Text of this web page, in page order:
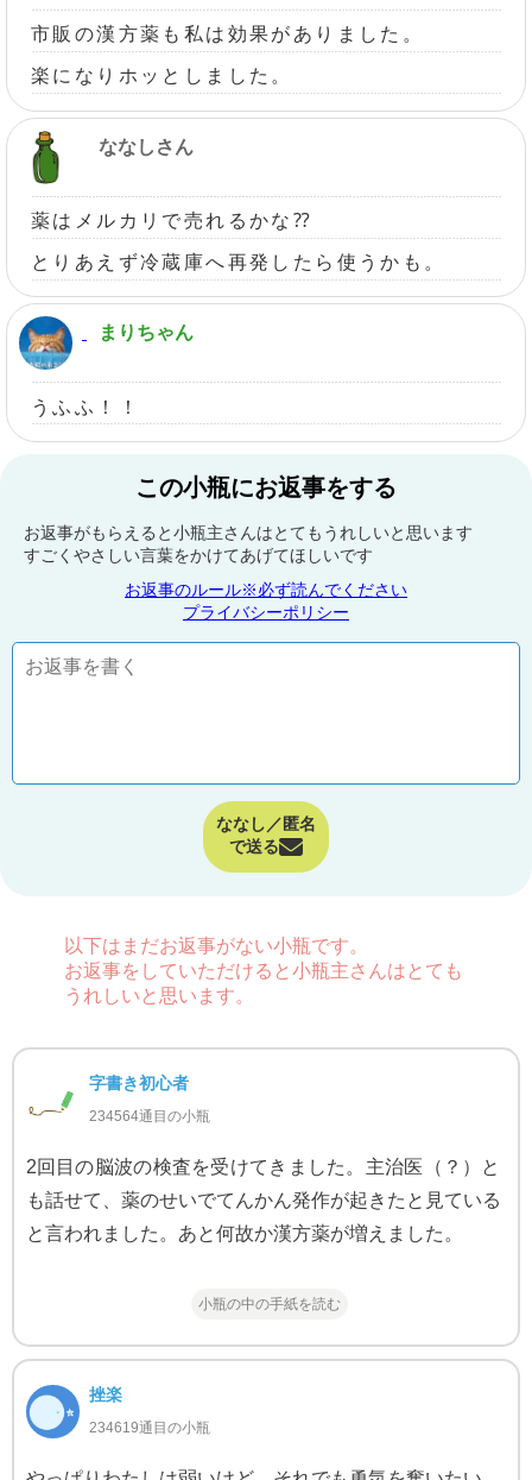
市販の漢方薬も私は効果がありました。
楽になりホッとしました。
ななしさん
薬はメルカリで売れるかな⁇
とりあえず冷蔵庫へ再発したら使うかも。
まりちゃん
うふふ！！
この小瓶にお返事をする
お返事がもらえると小瓶主さんはとてもうれしいと思います
すごくやさしい言葉をかけてあげてほしいです
お返事のルール※必ず読んでください
プライバシーポリシー
ななし／匿名
で送る
以下はまだお返事がない小瓶です。
お返事をしていただけると小瓶主さんはとても
うれしいと思います。
字書き初心者
234564通目の小瓶
2回目の脳波の検査を受けてきました。主治医（？）と
も話せて、薬のせいでてんかん発作が起きたと見ている
と言われました。あと何故か漢方薬が増えました。
小瓶の中の手紙を読む
挫楽
234619通目の小瓶